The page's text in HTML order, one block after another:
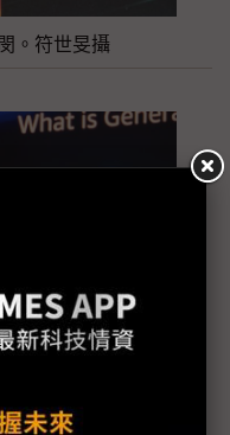
。符世旻攝
師總監楊仲豪。符世旻